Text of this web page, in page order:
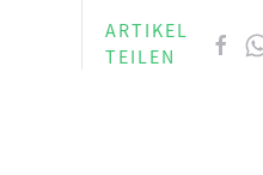
ARTIKEL
TEILEN